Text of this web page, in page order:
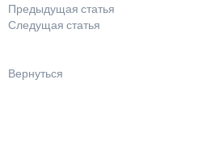
Предыдущая статья
Следущая статья
Вернуться